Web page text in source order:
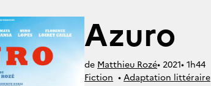
Azuro
de Matthieu Rozé• 2021• 1h44
Fiction • Adaptation littéraire